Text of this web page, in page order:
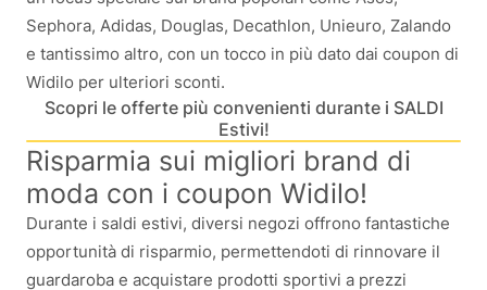
Sephora, Adidas, Douglas, Decathlon, Unieuro, Zalando
e tantissimo altro, con un tocco in più dato dai coupon di
Widilo per ulteriori sconti.
Scopri le offerte più convenienti durante i SALDI
Estivi!
Risparmia sui migliori brand di
moda con i coupon Widilo!
Durante i saldi estivi, diversi negozi offrono fantastiche
opportunità di risparmio, permettendoti di rinnovare il
guardaroba e acquistare prodotti sportivi a prezzi